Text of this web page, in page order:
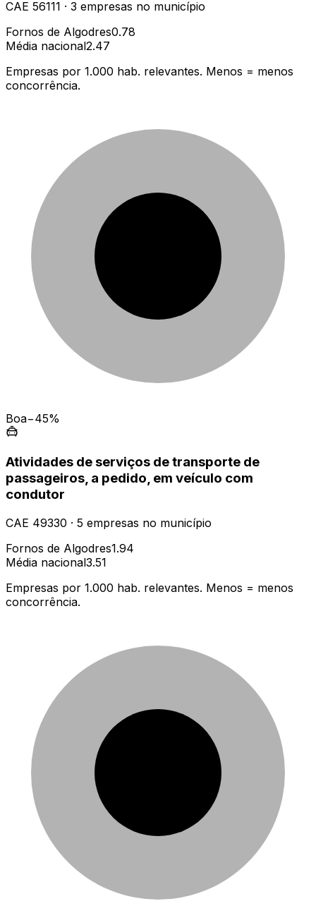
CAE 56111 · 3 empresas no município
Fornos de Algodres0.78
Média nacional2.47
Empresas por 1.000 hab. relevantes. Menos = menos
concorrência.
Boa−45%
Atividades de serviços de transporte de
passageiros, a pedido, em veículo com
condutor
CAE 49330 · 5 empresas no município
Fornos de Algodres1.94
Média nacional3.51
Empresas por 1.000 hab. relevantes. Menos = menos
concorrência.